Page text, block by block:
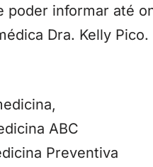
informar até
Dra. Kelly Pico.
ABC
Preventiva